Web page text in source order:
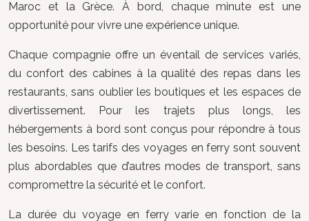
Maroc et la Grèce. À bord, chaque minute est une
opportunité pour vivre une expérience unique.
Chaque compagnie offre un éventail de services variés,
du confort des cabines à la qualité des repas dans les
restaurants, sans oublier les boutiques et les espaces de
divertissement. Pour les trajets plus longs, les
hébergements à bord sont conçus pour répondre à tous
les besoins. Les tarifs des voyages en ferry sont souvent
plus abordables que d’autres modes de transport, sans
compromettre la sécurité et le confort.
La durée du voyage en ferry varie en fonction de la